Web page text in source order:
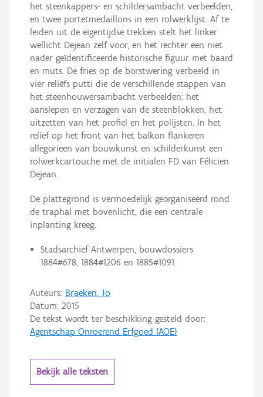
het steenkappers- en schildersambacht verbeelden,
en twee portetmedaillons in een rolwerklijst. Af te
leiden uit de eigentijdse trekken stelt het linker
wellicht Dejean zelf voor, en het rechter een niet
nader geïdentificeerde historische figuur met baard
en muts. De fries op de borstwering verbeeld in
vier reliëfs putti die de verschillende stappen van
het steenhouwersambacht verbeelden: het
aanslepen en verzagen van de steenblokken, het
uitzetten van het profiel en het polijsten. In het
reliëf op het front van het balkon flankeren
allegorieën van bouwkunst en schilderkunst een
rolwerkcartouche met de initialen FD van Félicien
Dejean.
De plattegrond is vermoedelijk georganiseerd rond
de traphal met bovenlicht, die een centrale
inplanting kreeg.
Stadsarchief Antwerpen, bouwdossiers
1884#678, 1884#1206 en 1885#1091.
Auteurs: Braeken, Jo
Datum: 2015
De tekst wordt ter beschikking gesteld door:
Agentschap Onroerend Erfgoed (AOE)
Bekijk alle teksten